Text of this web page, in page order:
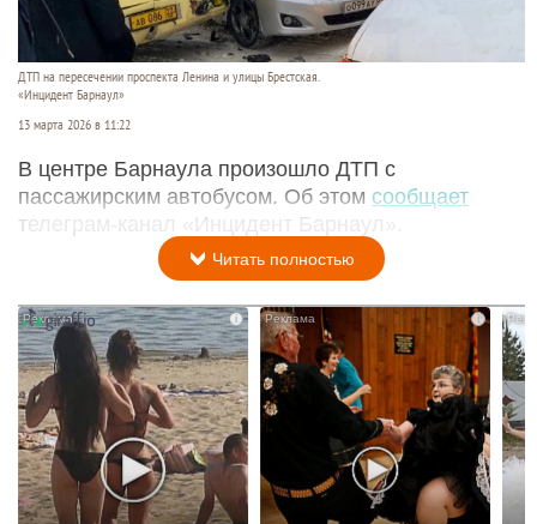
ДТП на пересечении проспекта Ленина и улицы Брестская.
«Инцидент Барнаул»
13 марта 2026 в 11:22
В центре Барнаула произошло ДТП с
пассажирским автобусом. Об этом сообщает
телеграм-канал «Инцидент Барнаул».
Читать полностью
i